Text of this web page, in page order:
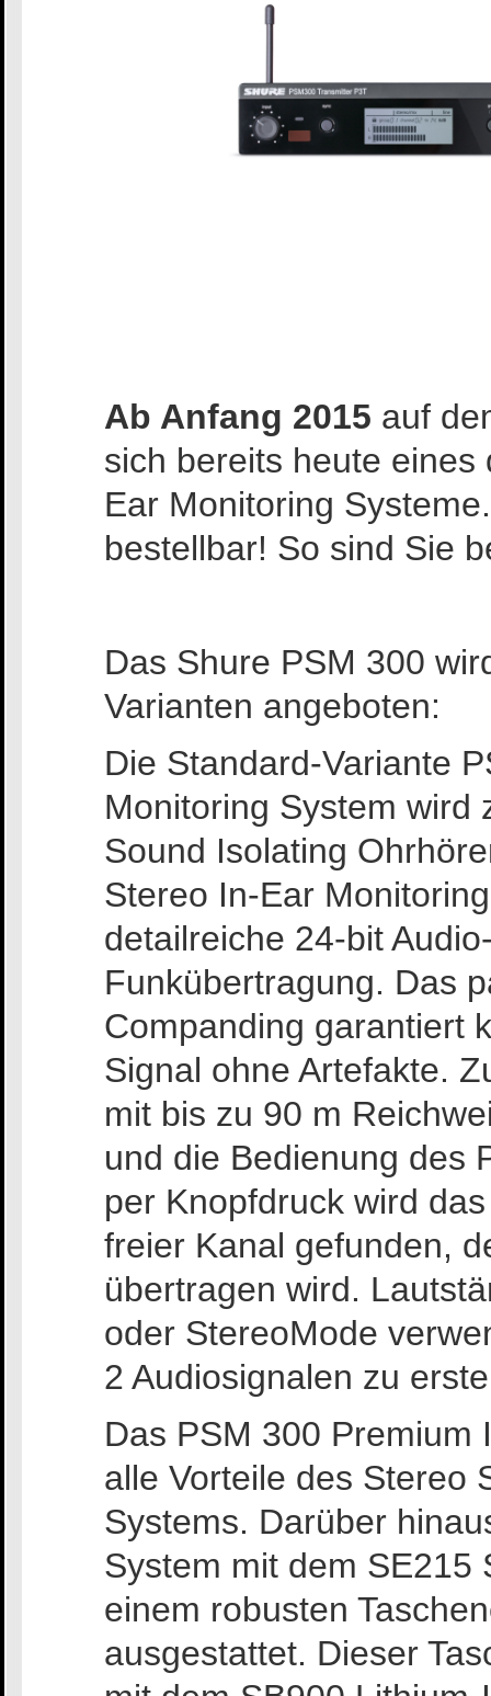
Ab Anfang 2015 auf
sich bereits heute
Ear Monitoring
bestellbar! So sind Sie
Das Shure PSM 300
Varianten angeboten:
Die Standard-Variante
Monitoring System wird
Sound Isolating
Stereo In-Ear
detailreiche 24-bit
Funkübertragung. Das
Companding garantiert
Signal ohne Artefakte.
mit bis zu 90 m
und die Bedienung des
per Knopfdruck wird
freier Kanal gefunden,
übertragen wird.
oder StereoMode
2 Audiosignalen zu
Das PSM 300 Premium
alle Vorteile des Stereo
Systems. Darüber
System mit dem SE215
einem robusten
ausgestattet. Dieser